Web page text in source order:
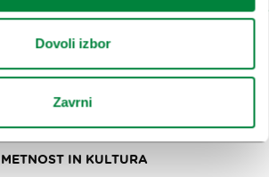
Dovoli izbor
Zavrni
OBISKOVALCI
IN AKTIVNOSTI
IN KULTURA